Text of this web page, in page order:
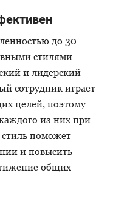
до 30
стилями
и лидерский
сотрудник играет
целей, поэтому
из них при
поможет
и повысить
общих